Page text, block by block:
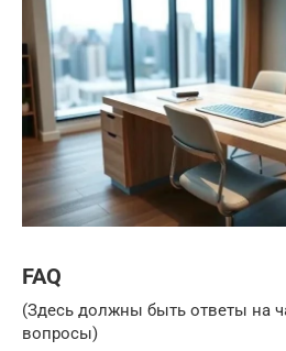
FAQ
(Здесь должны быть ответы на
вопросы)